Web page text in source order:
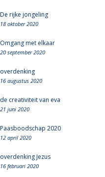
De rijke jongeling
18 oktober 2020
Omgang met elkaar
20 september 2020
overdenking
16 augustus 2020
de creativiteit van eva
21 juni 2020
Paasboodschap 2020
12 april 2020
overdenking Jezus
16 februari 2020